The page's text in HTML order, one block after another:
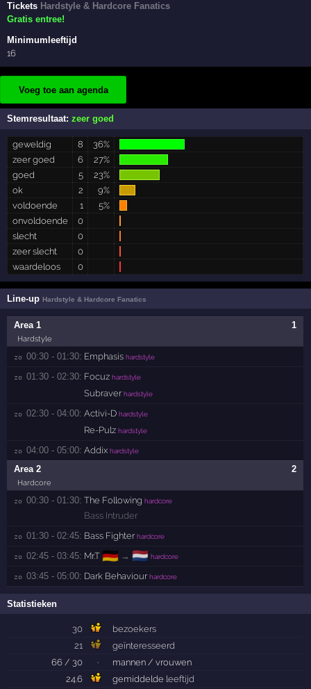
Tickets Hardstyle & Hardcore Fanatics
Gratis entree!
Minimumleeftijd
16
Voeg toe aan agenda
Stemresultaat:zeer goed
geweldig 8
36%
zeer goed
6
27%
goed
5
23%
ok
2
9%
voldoende
1
5%
onvoldoende
0
slecht
0
zeer slecht
0
waardeloos
0
Line-upHardstyle & Hardcore Fanatics
1
Area 1
Hardstyle
zo 00:30 - 01:30: Emphasis hardstyle
zo 01:30 - 02:30: Focuz hardstyle
Subraver hardstyle
zo 02:30 - 04:00: Activi-D hardstyle
Re-Pulz hardstyle
zo 04:00 - 05:00: Addix hardstyle
2
Area 2
Hardcore
zo 00:30 - 01:30: The Following hardcore
Bass Intruder
zo 01:30 - 02:45: Bass Fighter hardcore
zo 02:45 - 03:45: Mr.T 🇩🇪 → 🇳🇱 hardcore
zo 03:45 - 05:00: Dark Behaviour hardcore
Statistieken
30
bezoekers
21
geïnteresseerd
66 / 30
·
mannen / vrouwen
24.6
gemiddelde leeftijd